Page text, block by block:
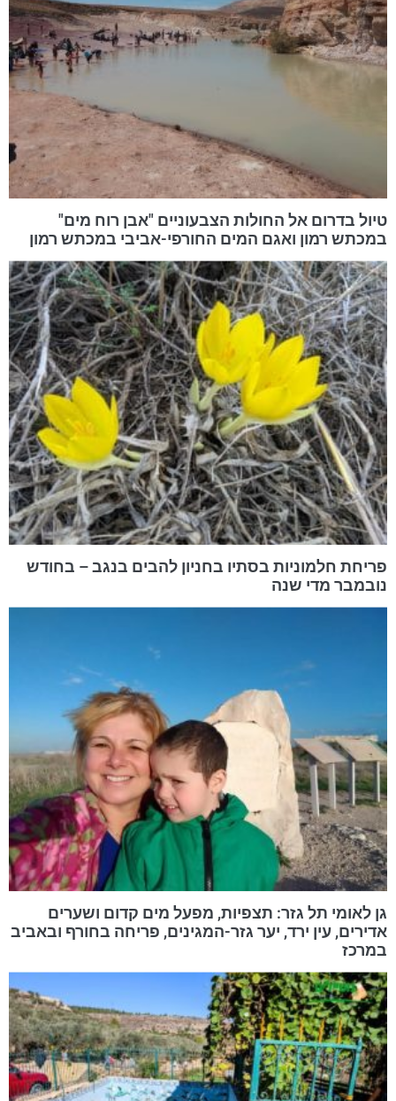
טיול בדרום אל החולות הצבעוניים "אבן רוח מים"
במכתש רמון ואגם המים החורפי-אביבי במכתש רמון
פריחת חלמוניות בסתיו בחניון להבים בנגב – בחודש
נובמבר מדי שנה
גן לאומי תל גזר: תצפיות, מפעל מים קדום ושערים
אדירים, עין ירד, יער גזר-המגינים, פריחה בחורף ובאביב
במרכז